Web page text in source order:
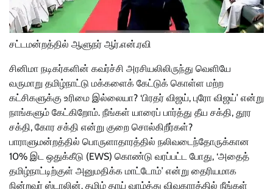
சட்டமன்றத்தில் ஆளுநர் ஆர்.என்.ரவி
சினிமா நடிகர்களின் கவர்ச்சி அரசியலிலிருந்து வெளியே
வருமாறு தமிழ்நாட்டு மக்களைக் கேட்டுக் கொள்ள மற்ற
கட்சிகளுக்கு உரிமை இல்லையா? ‘பிரதர் விஜய், புரோ விஜய்’ என்று
நாங்களும் கேட்கிறோம். நீங்கள் யாரைப் பார்த்து தீய சக்தி, தூர
சக்தி, கோர சக்தி என்று குறை சொல்கிறீர்கள்?
பாராளுமன்றத்தில் பொருளாதாரத்தில் நலிவடைந்தோருக்கான
10% இட ஒதுக்கீடு (EWS) கொண்டு வரப்பட்ட போது, ‘அதைத்
தமிழ்நாட்டிற்குள் அனுமதிக்க மாட்டோம்’ என்று தைரியமாக
நின்றவர் ஸ்டாலின். தமிழ் தாய் வாழ்த்து விவகாரத்தில் நீங்கள்